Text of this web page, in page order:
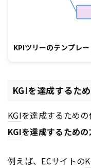
KPIツリーのテンプレー
KGIを達成するた
KGIを達成するための
KGIを達成するため
例えば、ECサイトの